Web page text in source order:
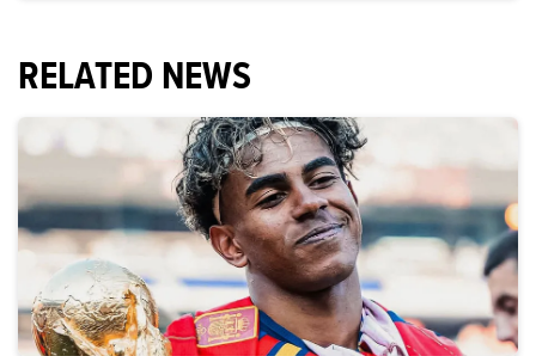
RELATED NEWS